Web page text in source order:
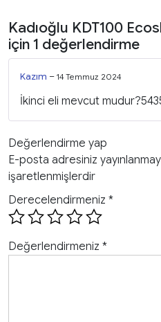
Kadıoğlu KDT100
için 1 değerlendirme
Kazım – 14 Temmuz 2024
İkinci eli mevcut
Değerlendirme yap
E-posta adresiniz
işaretlenmişlerdir
Derecelendirmeniz *
Değerlendirmeniz *